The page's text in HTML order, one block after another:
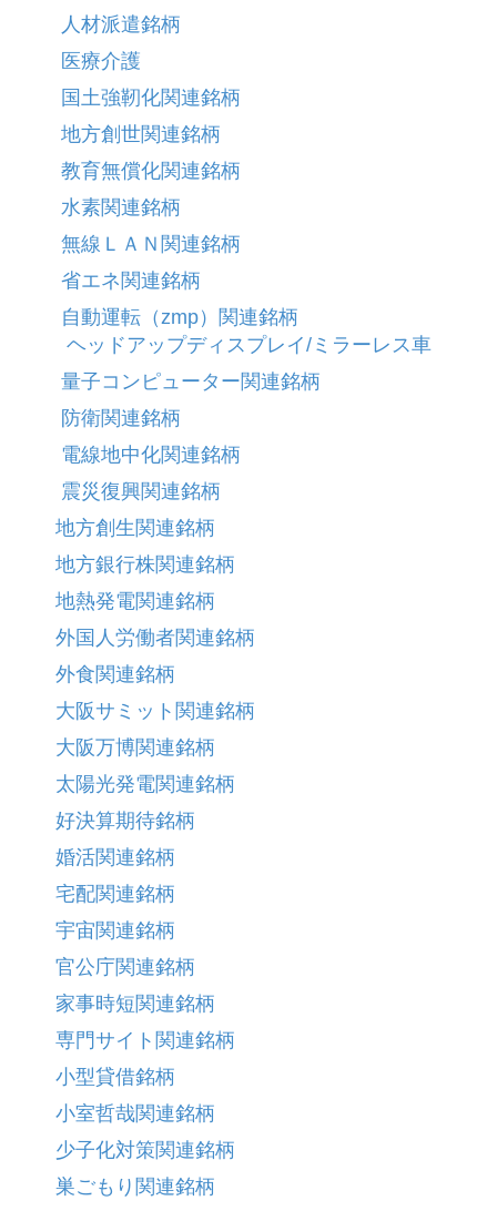
人材派遣銘柄
医療介護
国土強靭化関連銘柄
地方創世関連銘柄
教育無償化関連銘柄
水素関連銘柄
無線ＬＡＮ関連銘柄
省エネ関連銘柄
自動運転（zmp）関連銘柄
ヘッドアップディスプレイ/ミラーレス車
量子コンピューター関連銘柄
防衛関連銘柄
電線地中化関連銘柄
震災復興関連銘柄
地方創生関連銘柄
地方銀行株関連銘柄
地熱発電関連銘柄
外国人労働者関連銘柄
外食関連銘柄
大阪サミット関連銘柄
大阪万博関連銘柄
太陽光発電関連銘柄
好決算期待銘柄
婚活関連銘柄
宅配関連銘柄
宇宙関連銘柄
官公庁関連銘柄
家事時短関連銘柄
専門サイト関連銘柄
小型貸借銘柄
小室哲哉関連銘柄
少子化対策関連銘柄
巣ごもり関連銘柄